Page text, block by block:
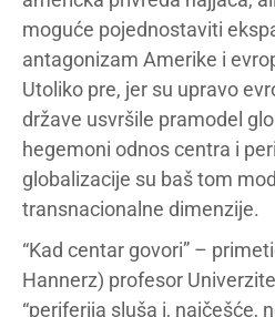
moguće pojednostaviti
antagonizam Amerike i
Utoliko pre, jer su upravo
države usvršile pramodel
hegemoni odnos centra i
globalizacije su baš tom
transnacionalne dimenzije.
“Kad centar govori” –
Hannerz) profesor
“periferija sluša i, najčešće,